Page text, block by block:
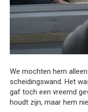
We mochten hem
scheidingswand. Het
gaf toch een vreemd
houdt zijn, maar hem